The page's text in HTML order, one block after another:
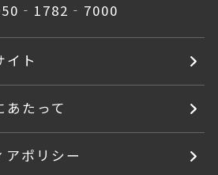
イト
あたって
アポリシー